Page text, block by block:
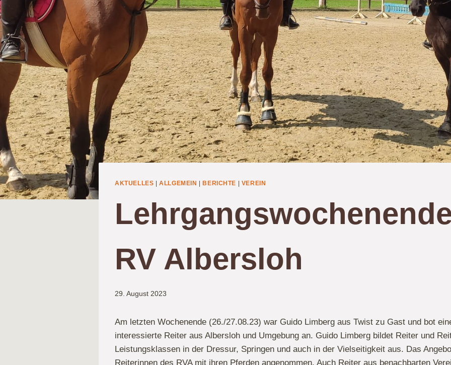
AKTUELLES |ALLGEMEIN BERICHTE VEREIN
RV Albersloh
29. August 2023
Am letzten Wochenende (26./27.08.23) war Guido Limberg aus Twist zu Gast und bot
interessierte Reiter aus Albersloh und Umgebung an. Guido Limberg bildet Reiter und
Leistungsklassen in der Dressur, Springen und auch in der Vielseitigkeit aus. Das
Reiterinnen des RVA mit ihren Pferden angenommen. Auch Reiter aus benachbarten